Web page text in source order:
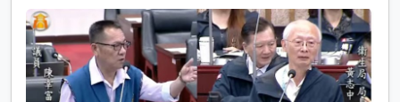
b
o
o
k
h
a
t
r
e